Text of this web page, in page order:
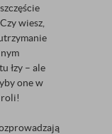
wiesz,
łzy – ale
one w
roli!